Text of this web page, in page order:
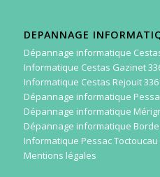
DEPANNAGE
Dépannage informatique
Informatique Cestas Gazinet
Informatique Cestas Rejouit
Dépannage informatique
Dépannage informatique
Dépannage informatique
Informatique Pessac Toctoucau
Mentions légales